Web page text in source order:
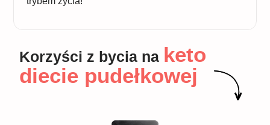
Korzyści z bycia na keto
diecie pudełkowej